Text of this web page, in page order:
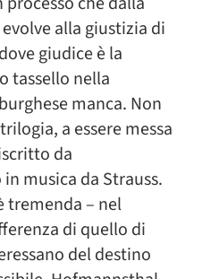
alla giustizia di
giudice è la
tassello nella
manca. Non
a essere messa
da
musica da Strauss.
tremenda – nel
di quello di
del destino